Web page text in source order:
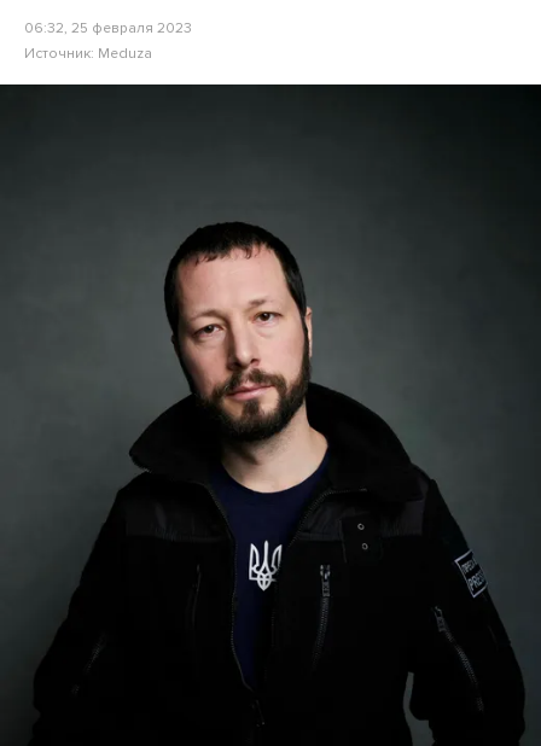
06:32, 25 февраля 2023
Источник: Meduza